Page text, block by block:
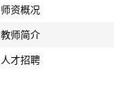
师资概况
教师简介
人才招聘